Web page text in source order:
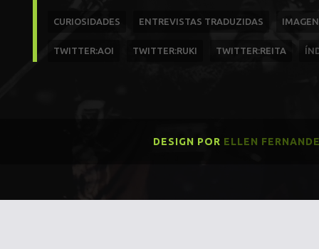
CURIOSIDADES ENTREVISTAS TRADUZIDAS
TWITTER:AOI TWITTER:RUKI TWITTER:REITA
DESIGN POR ELLEN